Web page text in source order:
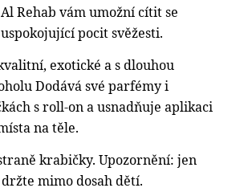
Rehab vám umožní cítit se
pocit svěžesti.
exotické a s dlouhou
Dodává své parfémy i
s roll-on a usnadňuje aplikaci
na těle.
krabičky. Upozornění: jen
mimo dosah dětí.